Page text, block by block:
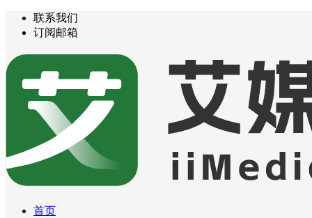
联系我们
订阅邮箱
首页